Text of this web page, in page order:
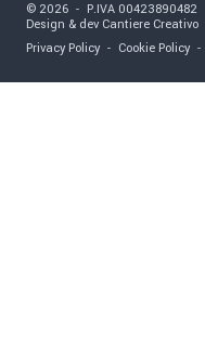
© 2026 - P.IVA 00423890482
Design & dev Cantiere Creativo
Privacy Policy - Cookie Policy -